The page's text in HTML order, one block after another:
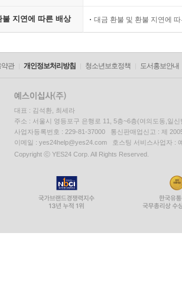
불 지연에 따른 배상 대금 환불 및 환불 지연에
약관 개인정보처리방침 청소년보호정책 도서홍보안내
대표 : 김석환, 최세라
주소 : 서울시 영등포구 은행로 11, 5층~6층(여의도동,일신
사업자등록번호 : 229-81-37000 통신판매업신고 : 제
이메일 : yes24help@yes24.com 호스팅 서비스사업자 :
Copyright ⓒ YES24 Corp. All Rights Reserved.